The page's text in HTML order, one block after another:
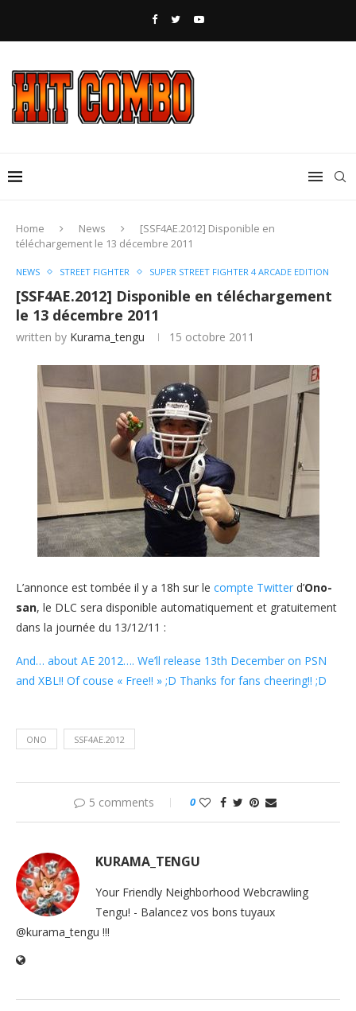
Home News
[SSF4AE.2012] Disponible en
téléchargement le 13 décembre 2011
NEWS STREET FIGHTER SUPER STREET FIGHTER 4 ARCADE EDITION
[SSF4AE.2012] Disponible en téléchargement
le 13 décembre 2011
written by Kurama_tengu 15 octobre 2011
L’annonce est tombée il y a 18h sur le compte Twitter d’Ono-
san, le DLC sera disponible automatiquement et gratuitement
dans la journée du 13/12/11 :
And… about AE 2012…. We’ll release 13th December on PSN
and XBL!! Of couse « Free!! » ;D Thanks for fans cheering!! ;D
ONO SSF4AE.2012
5 comments 0
KURAMA_TENGU
Your Friendly Neighborhood Webcrawling
Tengu! - Balancez vos bons tuyaux
@kurama_tengu !!!